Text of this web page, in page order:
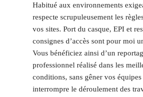
Habitué aux environnements
respecte scrupuleusement les
vos sites. Port du casque, EPI et
consignes d’accès sont pour moi
Vous bénéficiez ainsi d’un
professionnel réalisé dans les
conditions, sans gêner vos équipes
interrompre le déroulement des